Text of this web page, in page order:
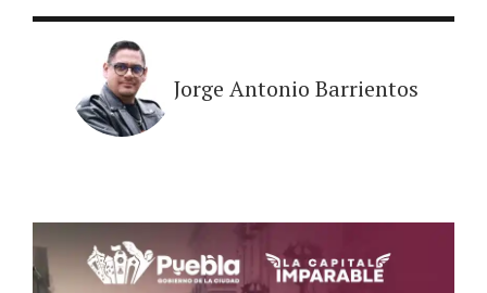
Jorge Antonio Barrientos